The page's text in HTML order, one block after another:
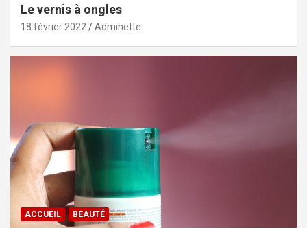
Le vernis à ongles
18 février 2022 Adminette
ACCUEIL BEAUTÉ